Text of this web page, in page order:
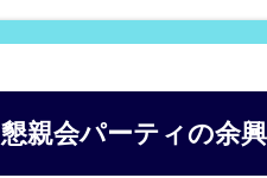
懇親会パーティの余